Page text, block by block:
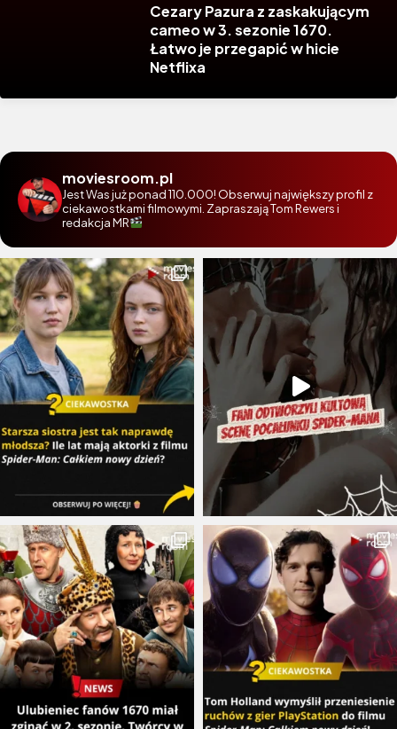
Cezary Pazura z zaskakującym
cameo w 3. sezonie 1670.
Łatwo je przegapić w hicie
Netflixa
moviesroom.pl
Jest Was już ponad 110.000! Obserwuj największy profil z
ciekawostkami filmowymi. Zapraszają Tom Rewers i
redakcja MR